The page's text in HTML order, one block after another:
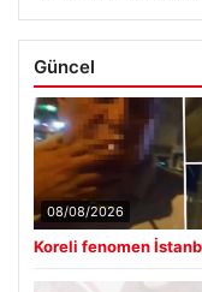
Güncel
08/08/2026
Koreli fenomen